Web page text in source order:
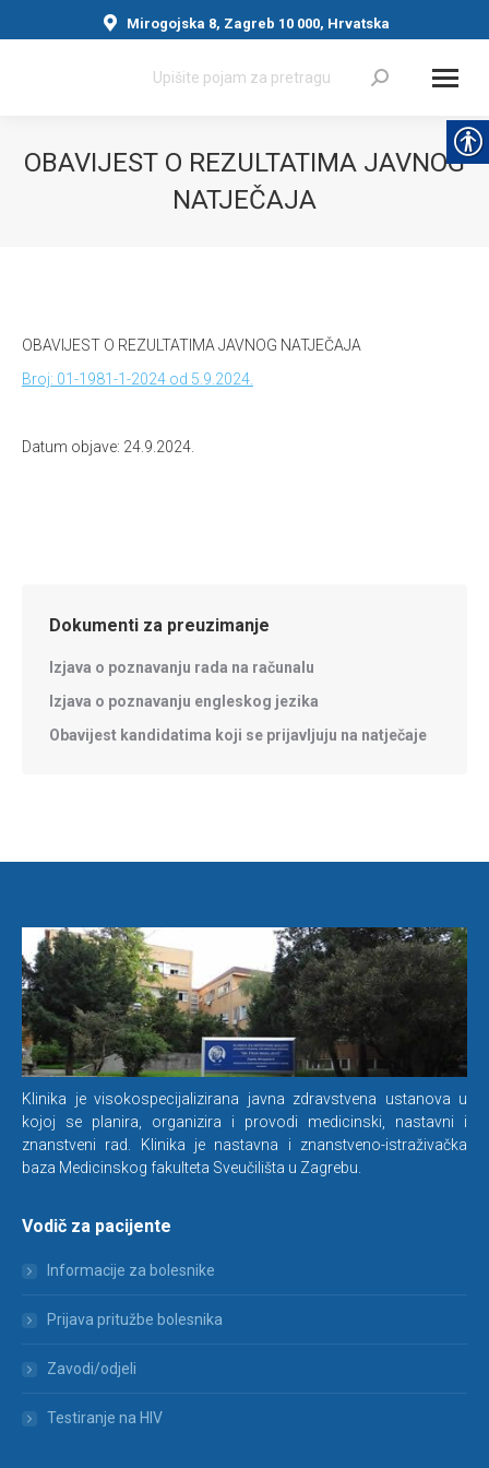
Mirogojska 8, Zagreb 10 000, Hrvatska
Search:
OBAVIJEST O REZULTATIMA JAVNOG
NATJEČAJA
OBAVIJEST O REZULTATIMA JAVNOG NATJEČAJA
Broj: 01-1981-1-2024 od 5.9.2024.
Datum objave: 24.9.2024.
Dokumenti za preuzimanje
Izjava o poznavanju rada na računalu
Izjava o poznavanju engleskog jezika
Obavijest kandidatima koji se prijavljuju na natječaje
Klinika je visokospecijalizirana javna zdravstvena ustanova u
kojoj se planira, organizira i provodi medicinski, nastavni i
znanstveni rad. Klinika je nastavna i znanstveno-istraživačka
baza Medicinskog fakulteta Sveučilišta u Zagrebu.
Vodič za pacijente
Informacije za bolesnike
Prijava pritužbe bolesnika
Zavodi/odjeli
Testiranje na HIV